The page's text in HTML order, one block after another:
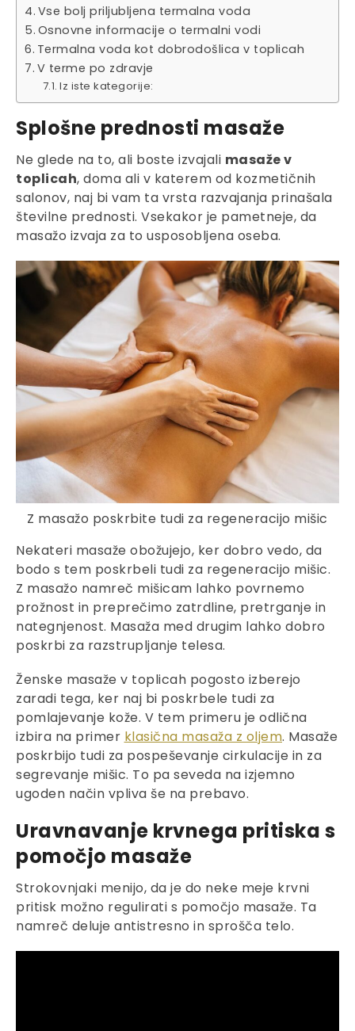
Vse bolj priljubljena termalna voda
Osnovne informacije o termalni vodi
Termalna voda kot dobrodošlica v toplicah
V terme po zdravje
Iz iste kategorije:
Splošne prednosti masaže
Ne glede na to, ali boste izvajali masaže v
toplicah, doma ali v katerem od kozmetičnih
salonov, naj bi vam ta vrsta razvajanja prinašala
številne prednosti. Vsekakor je pametneje, da
masažo izvaja za to usposobljena oseba.
Z masažo poskrbite tudi za regeneracijo mišic
Nekateri masaže obožujejo, ker dobro vedo, da
bodo s tem poskrbeli tudi za regeneracijo mišic.
Z masažo namreč mišicam lahko povrnemo
prožnost in preprečimo zatrdline, pretrganje in
nategnjenost. Masaža med drugim lahko dobro
poskrbi za razstrupljanje telesa.
Ženske masaže v toplicah pogosto izberejo
zaradi tega, ker naj bi poskrbele tudi za
pomlajevanje kože. V tem primeru je odlična
izbira na primer klasična masaža z oljem. Masaže
poskrbijo tudi za pospeševanje cirkulacije in za
segrevanje mišic. To pa seveda na izjemno
ugoden način vpliva še na prebavo.
Uravnavanje krvnega pritiska s
pomočjo masaže
Strokovnjaki menijo, da je do neke meje krvni
pritisk možno regulirati s pomočjo masaže. Ta
namreč deluje antistresno in sprošča telo.